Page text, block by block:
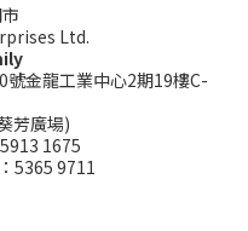
Ltd.
金龍工業中心2期19樓C-
芳廣場)
1675
5365 9711